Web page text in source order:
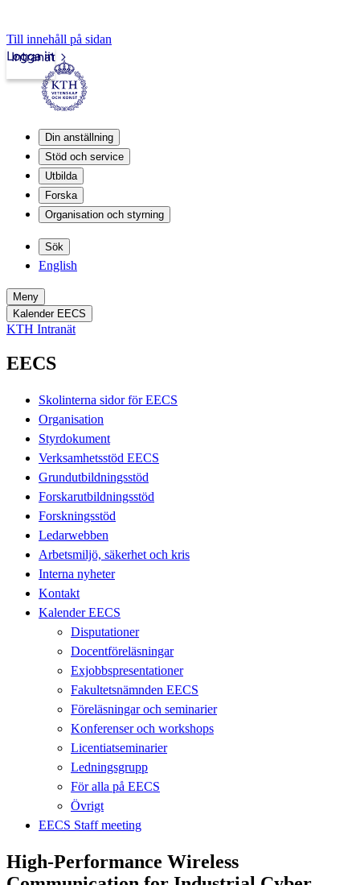
Till innehåll på sidan
Intranät
Logga in
Din anställning
Stöd och service
Utbilda
Forska
Organisation och styrning
Sök
English
Meny
Kalender EECS
KTH Intranät
EECS
Skolinterna sidor för EECS
Organisation
Styrdokument
Verksamhetsstöd EECS
Grundutbildningsstöd
Forskarutbildningsstöd
Forskningsstöd
Ledarwebben
Arbetsmiljö, säkerhet och kris
Interna nyheter
Kontakt
Kalender EECS
Disputationer
Docentföreläsningar
Exjobbspresentationer
Fakultetsnämnden EECS
Föreläsningar och seminarier
Konferenser och workshops
Licentiatseminarier
Ledningsgrupp
För alla på EECS
Övrigt
EECS Staff meeting
High-Performance Wireless